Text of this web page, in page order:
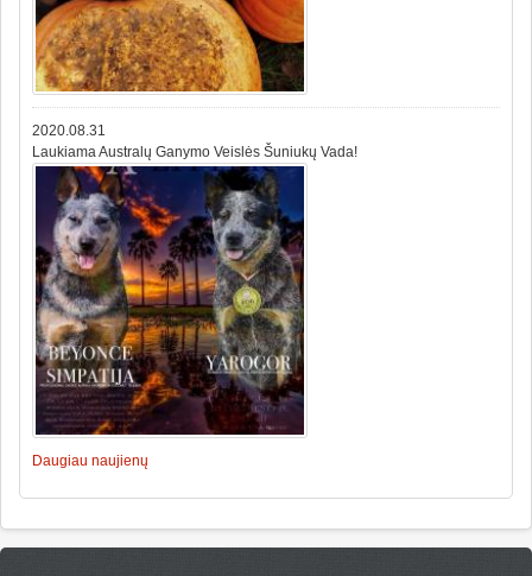
2020.08.31
Laukiama Australų Ganymo Veislės Šuniukų Vada!
Daugiau naujienų